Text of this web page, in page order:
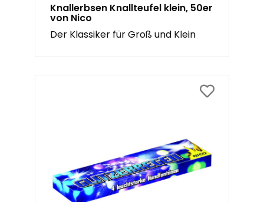
Knallerbsen Knallteufel klein, 50er
von Nico
Der Klassiker für Groß und Klein